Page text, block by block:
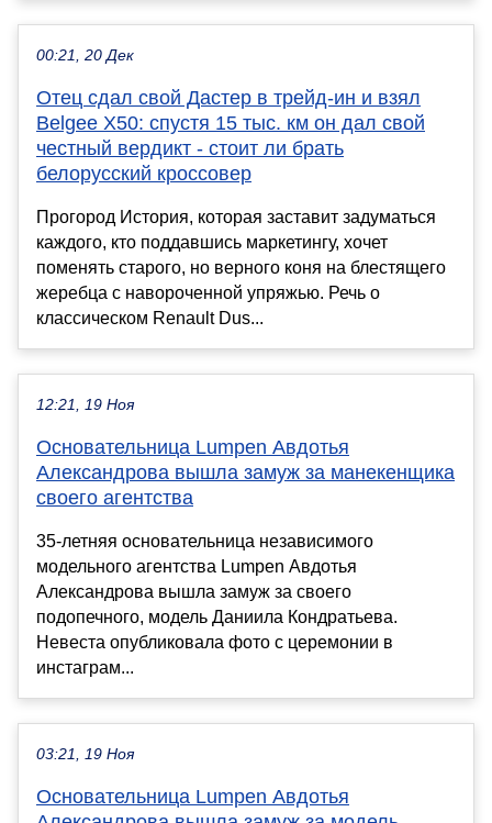
00:21, 20 Дек
Отец сдал свой Дастер в трейд-ин и взял
Belgee X50: спустя 15 тыс. км он дал свой
честный вердикт - стоит ли брать
белорусский кроссовер
Прогород История, которая заставит задуматься
каждого, кто поддавшись маркетингу, хочет
поменять старого, но верного коня на блестящего
жеребца с навороченной упряжью. Речь о
классическом Renault Dus...
12:21, 19 Ноя
Основательница Lumpen Авдотья
Александрова вышла замуж за манекенщика
своего агентства
35-летняя основательница независимого
модельного агентства Lumpen Авдотья
Александрова вышла замуж за своего
подопечного, модель Даниила Кондратьева.
Невеста опубликовала фото с церемонии в
инстаграм...
03:21, 19 Ноя
Основательница Lumpen Авдотья